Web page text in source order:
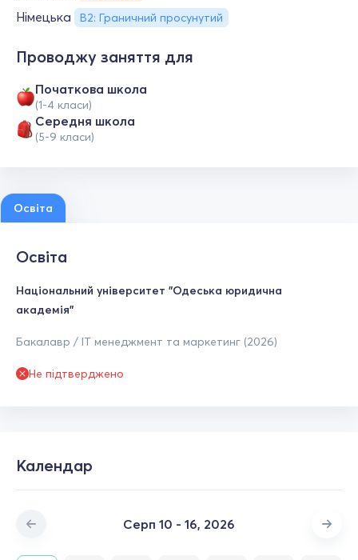
Німецька B2: Граничний просунутий
Проводжу заняття для
Початкова школа
(1-4 класи)
Середня школа
(5-9 класи)
Освіта
Освіта
Національний університет "Одеська юридична
академія"
Бакалавр / ІТ менеджмент та маркетинг (2026)
Не підтверджено
Календар
Серп 10 - 16, 2026